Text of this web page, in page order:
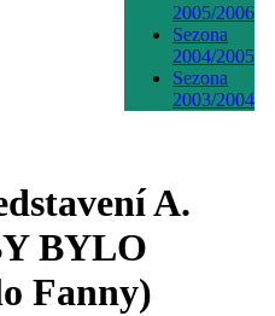
2005/2006
Sezona
2004/2005
Sezona
2003/2004
A.
BYLO
Fanny)